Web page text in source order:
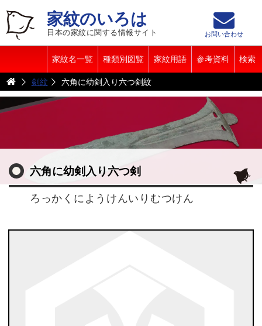
家紋のいろは
日本の家紋に関する情報サイト
家紋名一覧 種類別図覧 家紋用語 参考資料 検索
お問い合わせ
剣紋 六角に幼剣入り六つ剣紋
六角に幼剣入り六つ剣
ろっかくにようけんいりむつけん